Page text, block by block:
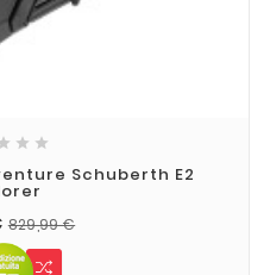
 
Schuberth E2
829,99 €